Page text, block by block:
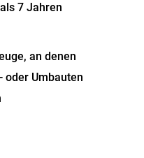
7 Jahren
an denen
oder Umbauten